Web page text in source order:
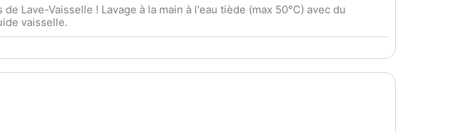
de Lave-Vaisselle ! Lavage à la main à l'eau tiède (max 50°C) avec du
vaisselle.